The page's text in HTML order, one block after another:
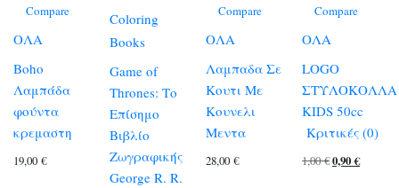
Compare
ΟΛΑ
Boho
Λαμπάδα
φούντα
κρεμαστη
19,00 €
Coloring
Books
Game of
Thrones: Το
Επίσημο
Βιβλίο
Ζωγραφικής
George R. R.
Compare
ΟΛΑ
Λαμπαδα Σε
Κουτι Με
Κουνελι
Μεντα
28,00€
Compare
ΟΛΑ
LOGO
ΣΤΥΛΟΚΟΛΛΑ
KIDS 50cc
Κριτικές (0)
1,00€Original
0,90€Η